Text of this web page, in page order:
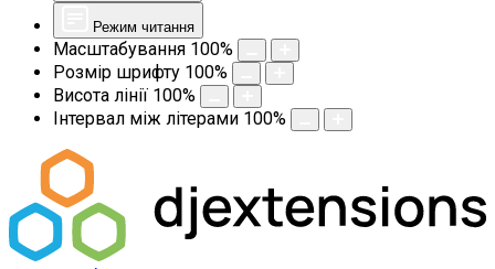
Режим читання
Масштабування 100%
Розмір шрифту 100%
Висота лінії 100%
Інтервал між літерами 100%